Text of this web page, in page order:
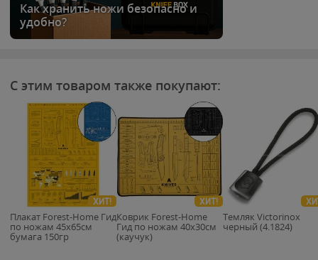
Как хранить ножи безопасно и
удобно?
С этим товаром также покупают:
ХИТ!
Плакат Forest-Home Гид
по ножам 45х65см
бумага 150гр
ХИТ!
Коврик Forest-Home
Гид по ножам 40х30см
(каучук)
Темляк Victorinox
черный (4.1824)